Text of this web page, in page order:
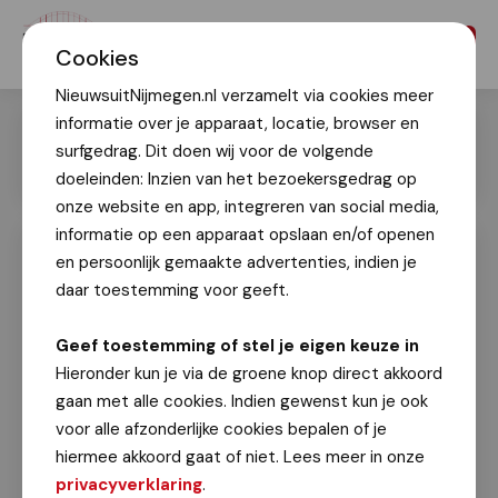
Cookies
NieuwsuitNijmegen.nl verzamelt via cookies meer
informatie over je apparaat, locatie, browser en
surfgedrag. Dit doen wij voor de volgende
doeleinden: Inzien van het bezoekersgedrag op
onze website en app, integreren van social media,
informatie op een apparaat opslaan en/of openen
en persoonlijk gemaakte advertenties, indien je
daar toestemming voor geeft.
Geef toestemming of stel je eigen keuze in
Hieronder kun je via de groene knop direct akkoord
gaan met alle cookies. Indien gewenst kun je ook
voor alle afzonderlijke cookies bepalen of je
hiermee akkoord gaat of niet. Lees meer in onze
privacyverklaring.
Nijmegen in prachtige kerstsfeer
kerst
Ger Neijenhuyzen
16 december 2021
Zoals elk jaar is Nijmegen deze maand in een
prachtige kerstsfeer. Onze fotografen gingen
op pad en maakten voor u deze mooie